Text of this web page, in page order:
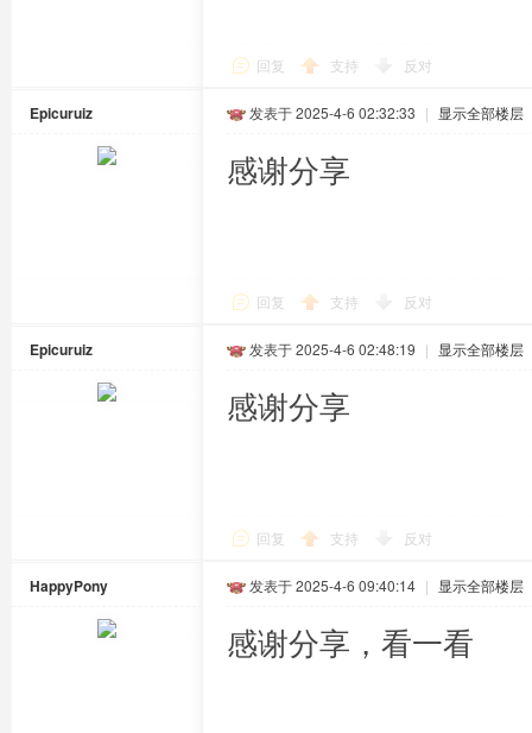
回复 支持 反对
Epicuruiz 发表于 2025-4-6 02:32:33 | 显示全部楼层
感谢分享
回复 支持 反对
Epicuruiz 发表于 2025-4-6 02:48:19 | 显示全部楼层
感谢分享
回复 支持 反对
HappyPony 发表于 2025-4-6 09:40:14 | 显示全部楼层
感谢分享，看一看